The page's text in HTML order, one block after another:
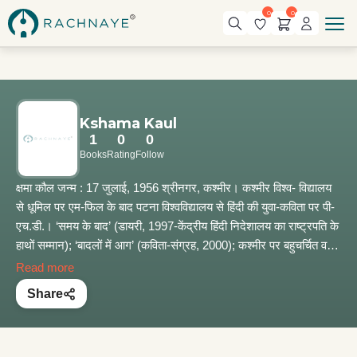
0 0
Kshama Kaul
1
Books
0
Rating
0
Follow
क्षमा कौल जन्म : 17 जुलाई, 1956 श्रीनगर, कश्मीर। कश्मीर विश्व- विद्यालय
से धूमिल पर एम-फिल के बाद पटना विश्वविद्यालय से हिंदी की युवा-कविता पर पी-
एच.डी.। ‘समय के बाद’ (डायरी, 1997-केंद्रीय हिंदी निदेशालय का राष्ट्रपति के
हाथों सम्मान); ‘बादलों में आग’ (कविता-संग्रह, 2000); कश्मीर पर बहुचर्चित व
लोकप्रिय उपन्यास; ‘दर्दपुर’ (भारतीय ज्ञानपीठ से प्रकाशित, 2004); इस
उपन्यास का मराठी, गुजराती, कन्नड़, असमिया सहित अन्य कई भारतीय प्रमुख
भाषाओं में अनुवाद); ‘आतंकवाद और भारत’ शोधपीठ, भोपाल से प्रकाशित
Read more
Share